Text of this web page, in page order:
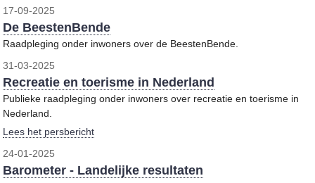
17-09-2025
De BeestenBende
Raadpleging onder inwoners over de BeestenBende.
31-03-2025
Recreatie en toerisme in Nederland
Publieke raadpleging onder inwoners over recreatie en toerisme in
Nederland.
Lees het persbericht
24-01-2025
Barometer - Landelijke resultaten